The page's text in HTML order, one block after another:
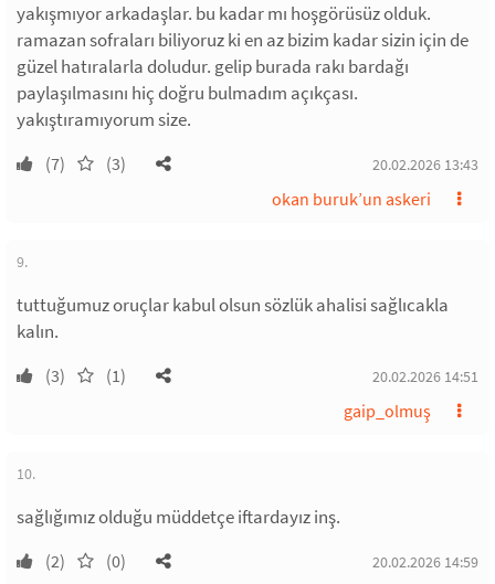
yakışmıyor arkadaşlar. bu kadar mı hoşgörüsüz olduk.
ramazan sofraları biliyoruz ki en az bizim kadar sizin için de
güzel hatıralarla doludur. gelip burada rakı bardağı
paylaşılmasını hiç doğru bulmadım açıkçası.
yakıştıramıyorum size.
(7) (3) 20.02.2026 13:43
okan buruk’un askeri
9.
tuttuğumuz oruçlar kabul olsun sözlük ahalisi sağlıcakla
kalın.
(3) (1) 20.02.2026 14:51
gaip_olmuş
10.
sağlığımız olduğu müddetçe iftardayız inş.
(2) (0) 20.02.2026 14:59